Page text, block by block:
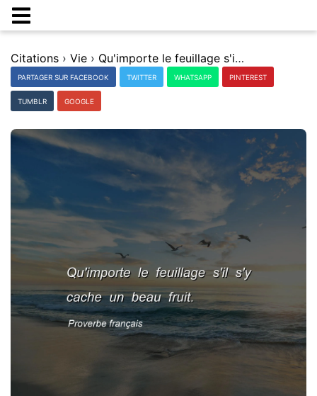
Citations › Vie › Qu'importe le feuillage s'il s'y cache un beau fruit.
PARTAGER SUR FACEBOOK TWITTER WHATSAPP PINTEREST
TUMBLR GOOGLE